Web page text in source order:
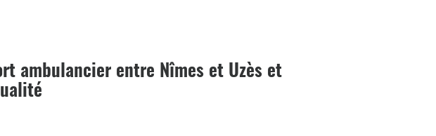
ambulancier entre Nîmes et Uzès et